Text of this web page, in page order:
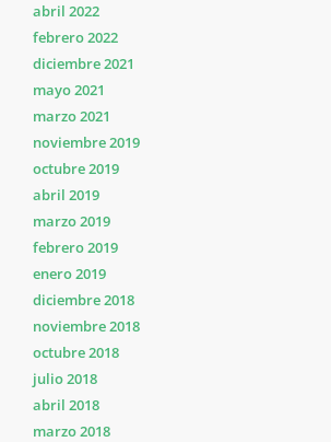
abril 2022
febrero 2022
diciembre 2021
mayo 2021
marzo 2021
noviembre 2019
octubre 2019
abril 2019
marzo 2019
febrero 2019
enero 2019
diciembre 2018
noviembre 2018
octubre 2018
julio 2018
abril 2018
marzo 2018